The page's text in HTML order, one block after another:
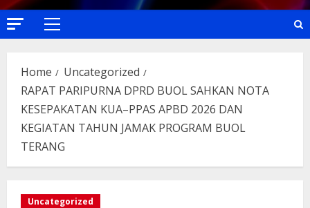
Primary
Home
Uncategorized
RAPAT PARIPURNA DPRD BUOL SAHKAN NOTA
KESEPAKATAN KUA–PPAS APBD 2026 DAN
KEGIATAN TAHUN JAMAK PROGRAM BUOL
TERANG
Uncategorized